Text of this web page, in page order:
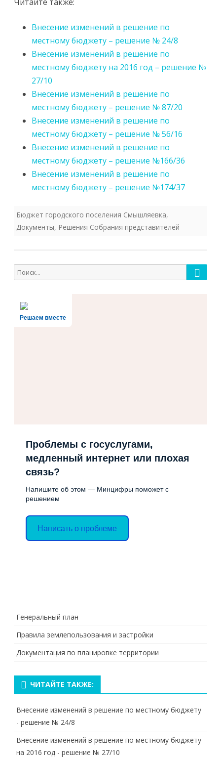
Внесение изменений в решение по
местному бюджету – решение № 24/8
Внесение изменений в решение по
местному бюджету на 2016 год – решение №
27/10
Внесение изменений в решение по
местному бюджету – решение № 87/20
Внесение изменений в решение по
местному бюджету – решение № 56/16
Внесение изменений в решение по
местному бюджету – решение №166/36
Внесение изменений в решение по
местному бюджету – решение №174/37
Бюджет городского поселения Смышляевка,
Документы, Решения Собрания представителей
Поиск
для:
Поиск
Решаем вместе
Проблемы с госуслугами,
медленный интернет или плохая
связь?
Напишите об этом — Минцифры поможет с
решением
Написать о проблеме
Генеральный план
Правила землепользования и застройки
Документация по планировке территории
ЧИТАЙТЕ ТАКЖЕ:
Внесение изменений в решение по местному бюджету
- решение № 24/8
Внесение изменений в решение по местному бюджету
на 2016 год - решение № 27/10